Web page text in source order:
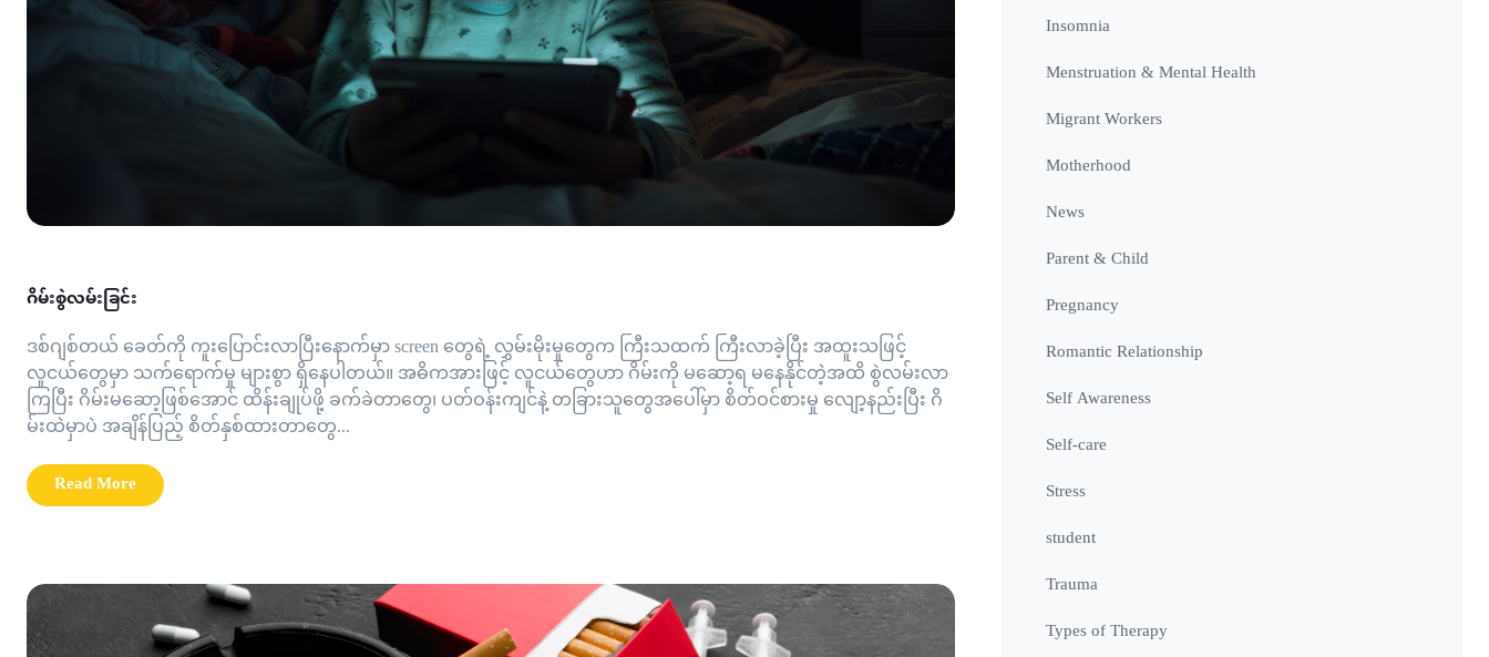
ဂိမ်းစွဲလမ်းခြင်း
ဒစ်ဂျစ်တယ် ခေတ်ကို ကူးပြောင်းလာပြီးနောက်မှာ screen တွေရဲ့ လွှမ်းမိုးမှုတွေက ကြီးသထက် ကြီးလာခဲ့ပြီး အထူးသဖြင့်
လူငယ်တွေမှာ သက်ရောက်မှု များစွာ ရှိနေပါတယ်။ အဓိကအားဖြင့် လူငယ်တွေဟာ ဂိမ်းကို မဆော့ရ မနေနိုင်တဲ့အထိ စွဲလမ်းလာ
ကြပြီး ဂိမ်းမဆော့ဖြစ်အောင် ထိန်းချုပ်ဖို့ ခက်ခဲတာတွေ၊ ပတ်ဝန်းကျင်နဲ့ တခြားသူတွေအပေါ်မှာ စိတ်ဝင်စားမှု လျော့နည်းပြီး ဂိ
မ်းထဲမှာပဲ အချိန်ပြည့် စိတ်နှစ်ထားတာတွေ...
Read More
Insomnia
Menstruation & Mental Health
Migrant Workers
Motherhood
News
Parent & Child
Pregnancy
Romantic Relationship
Self Awareness
Self-care
Stress
student
Trauma
Types of Therapy